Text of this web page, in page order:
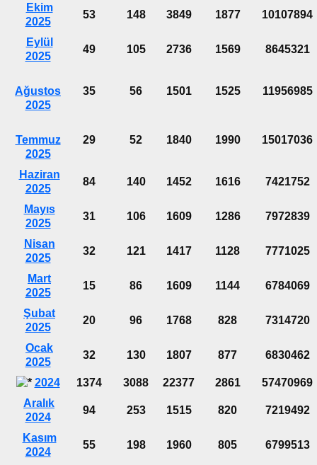
Ekim
2025
53 148 3849 1877 10107894
Eylül
2025
49 105 2736 1569 8645321
Ağustos
2025
35 56 1501 1525 11956985
Temmuz
2025
29 52 1840 1990 15017036
Haziran
2025
84 140 1452 1616 7421752
Mayıs
2025
31 106 1609 1286 7972839
Nisan
2025
32 121 1417 1128 7771025
Mart
2025
15 86 1609 1144 6784069
Şubat
2025
20 96 1768 828 7314720
Ocak
2025
32 130 1807 877 6830462
2024 1374 3088 22377 2861
57470969
Aralık
2024
94 253 1515 820 7219492
Kasım
2024
55 198 1960 805 6799513